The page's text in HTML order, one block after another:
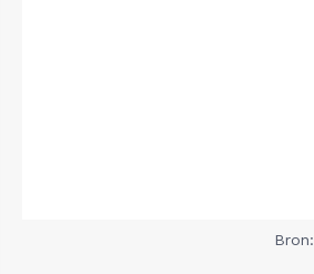
Bron: